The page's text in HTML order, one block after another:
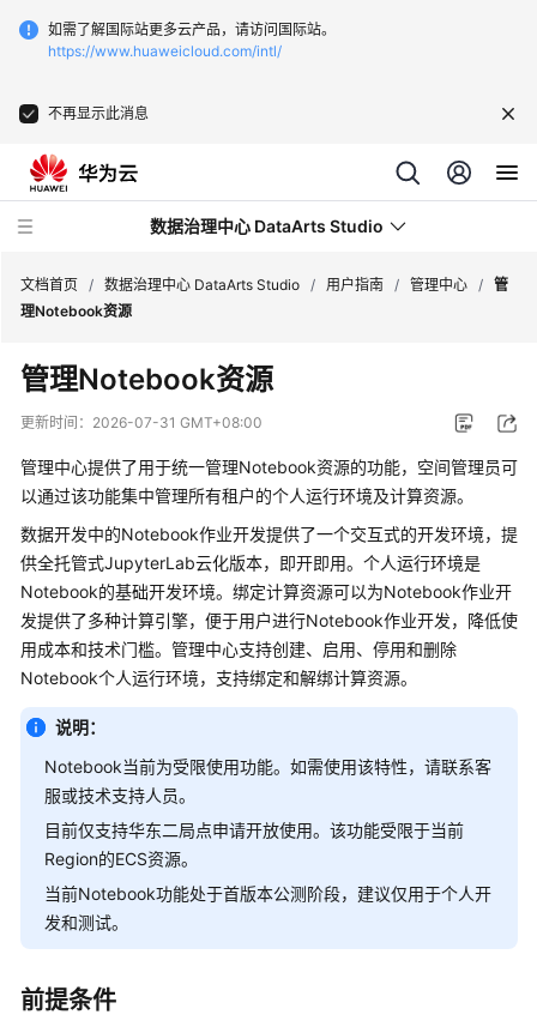
如需了解国际站更多云产品，请访问国际站。
https://www.huaweicloud.com/intl/
不再显示此消息
数据治理中心 DataArts Studio
新
动
服
公
告
产
品
介
绍
数
据
理
方
法
论
速
文档首页 / 数据治理中心 DataArts Studio / 用户指南 / 管理中心 / 管
理Notebook资源
管理Notebook资源
更新时间： 2026-07-31 GMT+08:00
管理中心提供了用于统一管理Notebook资源的功能，空间管理员可
以通过该功能集中管理所有租户的个人运行环境及计算资源。
数据开发中的Notebook作业开发提供了一个交互式的开发环境，提
供全托管式JupyterLab云化版本，即开即用。个人运行环境是
Notebook的基础开发环境。绑定计算资源可以为Notebook作业开
发提供了多种计算引擎，便于用户进行Notebook作业开发，降低使
用成本和技术门槛。管理中心支持创建、启用、停用和删除
Notebook个人运行环境，支持绑定和解绑计算资源。
说明：
Notebook当前为受限使用功能。如需使用该特性，请联系客
服或技术支持人员。
目前仅支持华东二局点申请开放使用。该功能受限于当前
Region的ECS资源。
当前Notebook功能处于首版本公测阶段，建议仅用于个人开
发和测试。
前提条件